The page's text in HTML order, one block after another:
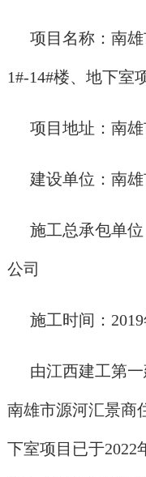
项目名称：南雄
1#-14#楼、地下室
项目地址：南
建设单位：南
施工总承包单
公司
施工时间：
由江西建工第
南雄市源河汇景商
下室项目已于2022